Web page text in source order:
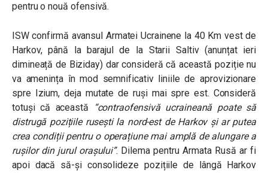
pentru o nouă ofensivă.
ISW confirmă avansul Armatei Ucrainene la 40 Km vest de
Harkov, până la barajul de la Starii Saltiv (anunțat ieri
dimineață de Biziday) dar consideră că această poziție nu
va amenința în mod semnificativ liniile de aprovizionare
spre Izium, deja mutate de ruși mai spre est. Consideră
totuși că această
“contraofensivă ucraineană poate să
distrugă pozițiile rusești la nord-est de Harkov și ar putea
crea condiții pentru o operațiune mai amplă de alungare a
rușilor din jurul orașului”. Dilema pentru Armata Rusă ar fi
apoi dacă să-și consolideze pozițiile de lângă Harkov